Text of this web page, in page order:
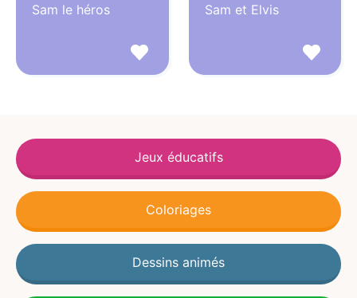
Sam le héros Sam et Elvis
Jeux éducatifs
Coloriages
Dessins animés